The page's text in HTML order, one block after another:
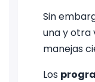
Sin
una y otra
manejas
Los